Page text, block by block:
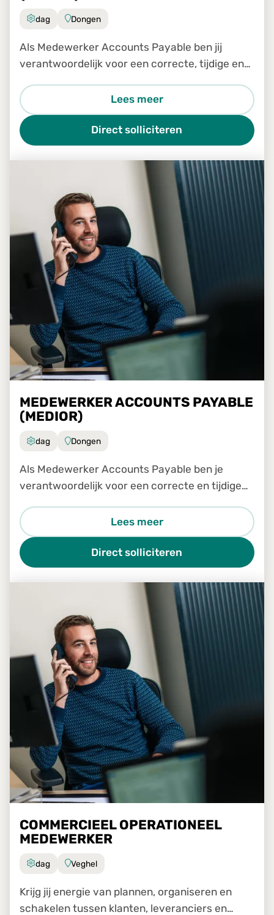
dag Dongen
Als Medewerker Accounts Payable ben jij
verantwoordelijk voor een correcte, tijdige en
binnen ons Shared Service Center. Je bent een
belangrijke schakel in
Lees meer
Direct solliciteren
MEDEWERKER ACCOUNTS PAYABLE
(MEDIOR)
dag Dongen
Als Medewerker Accounts Payable ben je
verantwoordelijk voor een correcte en tijdige
Shared Service Center. Je werkt nauw samen
met collega's van verschill
Lees meer
Direct solliciteren
COMMERCIEEL OPERATIONEEL
MEDEWERKER
dag Veghel
Krijg jij energie van plannen, organiseren en
schakelen tussen klanten, leveranciers en